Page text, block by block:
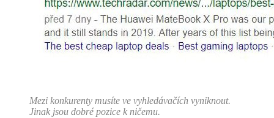
Mezi konkurenty musíte ve vyhledávačích vyniknout.
Jinak jsou dobré pozice k ničemu.